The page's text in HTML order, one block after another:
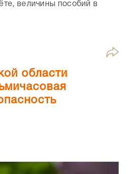
величины пособий в
области